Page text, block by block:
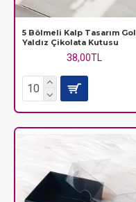
5 Bölmeli Kalp Tasarım
Yaldız Çikolata Kutusu
38,00TL